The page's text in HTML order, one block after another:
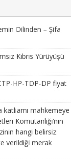
Dilinden – Şifa
Kıbrıs Yürüyüşü
HP-TDP-DP fiyat
katliamı mahkemeye
Komutanlığı’nın
hangi belirsiz
verildiği merak